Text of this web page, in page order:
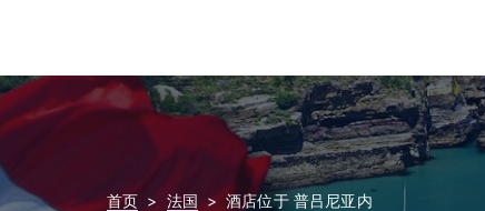
首页 法国 酒店位于 普吕尼亚内